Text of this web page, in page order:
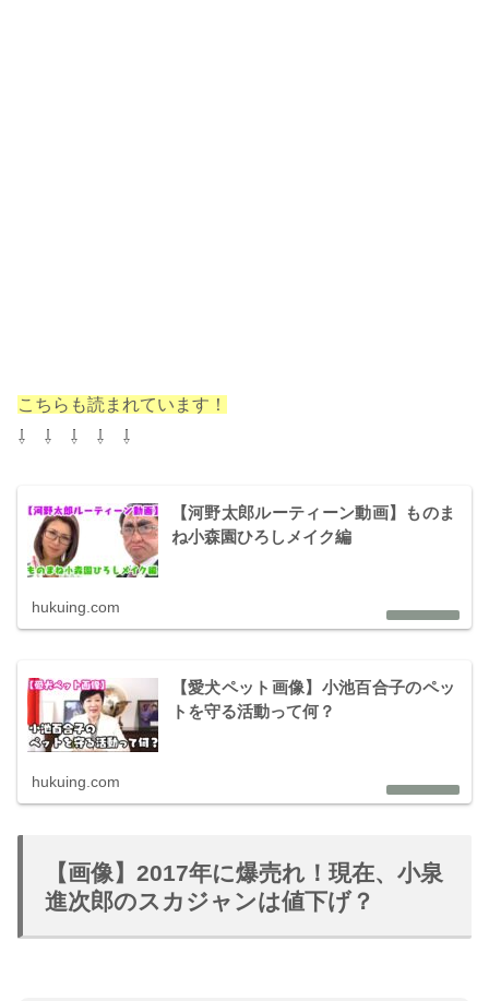
こちらも読まれています！
⇩ ⇩ ⇩ ⇩ ⇩
【河野太郎ルーティーン動画】ものま
ね小森園ひろしメイク編
hukuing.com
【愛犬ペット画像】小池百合子のペッ
トを守る活動って何？
hukuing.com
【画像】2017年に爆売れ！現在、小泉
進次郎のスカジャンは値下げ？